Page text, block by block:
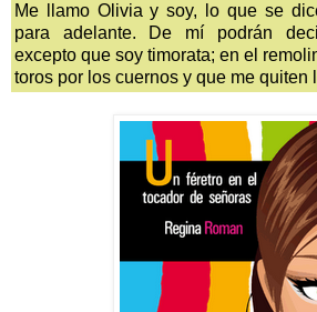
Me llamo Olivia y soy, lo que se
para adelante. De mí podrán
excepto que soy timorata; en el
toros por los cuernos y que me quiten